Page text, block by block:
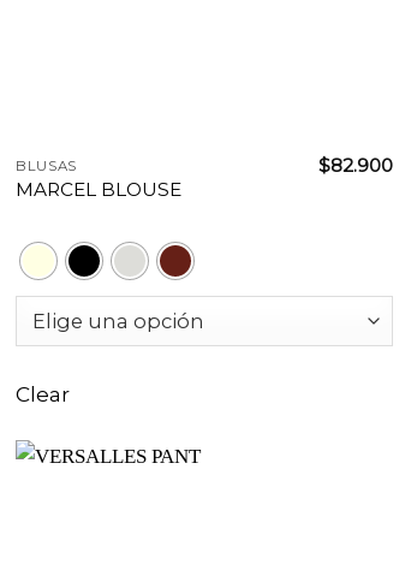
BLUSAS
MARCEL BLOUSE
$82.900
Clear